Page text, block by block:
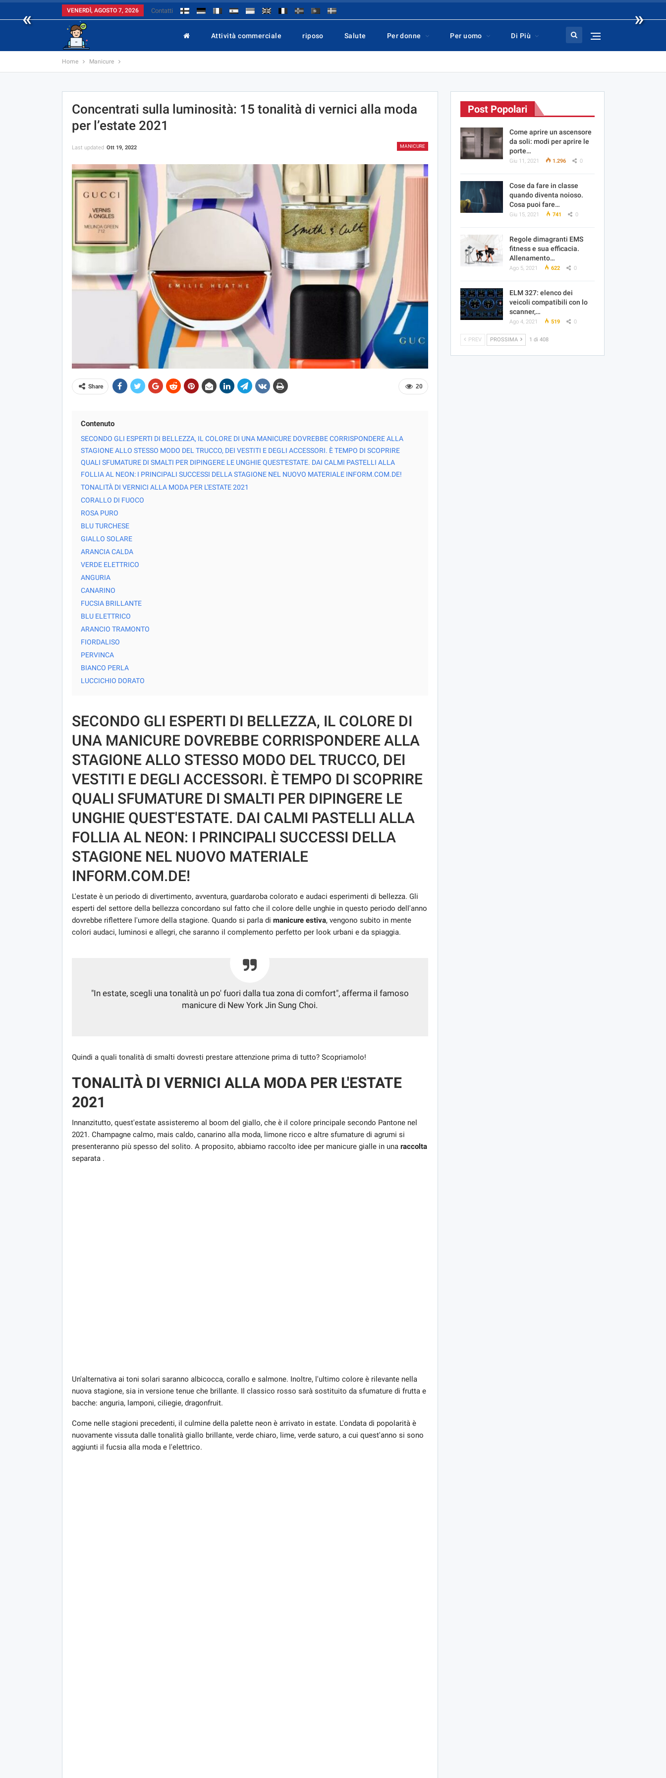
« »
VENERDÌ, AGOSTO 7, 2026 Contatti
Attività commerciale riposo Salute Per donne Per uomo Di Più
Home Manicure
Concentrati sulla luminosità: 15 tonalità di vernici alla moda
per l’estate 2021
MANICURE
Last updated Ott 19, 2022
20
Share
Contenuto
SECONDO GLI ESPERTI DI BELLEZZA, IL COLORE DI UNA MANICURE DOVREBBE CORRISPONDERE ALLA
STAGIONE ALLO STESSO MODO DEL TRUCCO, DEI VESTITI E DEGLI ACCESSORI. È TEMPO DI SCOPRIRE
QUALI SFUMATURE DI SMALTI PER DIPINGERE LE UNGHIE QUEST'ESTATE. DAI CALMI PASTELLI ALLA
FOLLIA AL NEON: I PRINCIPALI SUCCESSI DELLA STAGIONE NEL NUOVO MATERIALE INFORM.COM.DE!
TONALITÀ DI VERNICI ALLA MODA PER L'ESTATE 2021
CORALLO DI FUOCO
ROSA PURO
BLU TURCHESE
GIALLO SOLARE
ARANCIA CALDA
VERDE ELETTRICO
ANGURIA
CANARINO
FUCSIA BRILLANTE
BLU ELETTRICO
ARANCIO TRAMONTO
FIORDALISO
PERVINCA
BIANCO PERLA
LUCCICHIO DORATO
SECONDO GLI ESPERTI DI BELLEZZA, IL COLORE DI
UNA MANICURE DOVREBBE CORRISPONDERE ALLA
STAGIONE ALLO STESSO MODO DEL TRUCCO, DEI
VESTITI E DEGLI ACCESSORI. È TEMPO DI SCOPRIRE
QUALI SFUMATURE DI SMALTI PER DIPINGERE LE
UNGHIE QUEST'ESTATE. DAI CALMI PASTELLI ALLA
FOLLIA AL NEON: I PRINCIPALI SUCCESSI DELLA
STAGIONE NEL NUOVO MATERIALE
INFORM.COM.DE!
L'estate è un periodo di divertimento, avventura, guardaroba colorato e audaci esperimenti di bellezza. Gli
esperti del settore della bellezza concordano sul fatto che il colore delle unghie in questo periodo dell'anno
dovrebbe riflettere l'umore della stagione. Quando si parla di manicure estiva, vengono subito in mente
colori audaci, luminosi e allegri, che saranno il complemento perfetto per look urbani e da spiaggia.
"In estate, scegli una tonalità un po' fuori dalla tua zona di comfort", afferma il famoso
manicure di New York Jin Sung Choi.
Quindi a quali tonalità di smalti dovresti prestare attenzione prima di tutto? Scopriamolo!
TONALITÀ DI VERNICI ALLA MODA PER L'ESTATE
2021
Innanzitutto, quest'estate assisteremo al boom del giallo, che è il colore principale secondo Pantone nel
2021. Champagne calmo, mais caldo, canarino alla moda, limone ricco e altre sfumature di agrumi si
presenteranno più spesso del solito. A proposito, abbiamo raccolto idee per manicure gialle in una raccolta
separata .
Un'alternativa ai toni solari saranno albicocca, corallo e salmone. Inoltre, l'ultimo colore è rilevante nella
nuova stagione, sia in versione tenue che brillante. Il classico rosso sarà sostituito da sfumature di frutta e
bacche: anguria, lamponi, ciliegie, dragonfruit.
Come nelle stagioni precedenti, il culmine della palette neon è arrivato in estate. L'ondata di popolarità è
nuovamente vissuta dalle tonalità giallo brillante, verde chiaro, lime, verde saturo, a cui quest'anno si sono
aggiunti il ​​fucsia alla moda e l'elettrico.
Post Popolari
Come aprire un ascensore
da soli: modi per aprire le
porte…
Giu 11, 2021 1.296 0
Cose da fare in classe
quando diventa noioso.
Cosa puoi fare…
Giu 15, 2021 741 0
Regole dimagranti EMS
fitness e sua efficacia.
Allenamento…
Ago 5, 2021 622 0
ELM 327: elenco dei
veicoli compatibili con lo
scanner,…
Ago 4, 2021 519 0
PREV PROSSIMA 1 di 408